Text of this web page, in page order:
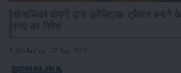
Published on: 27-Sep-2024